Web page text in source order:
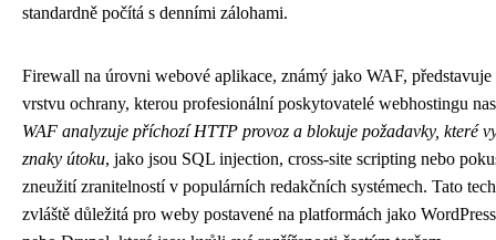
standardně počítá s denními zálohami.
Firewall na úrovni webové aplikace, známý jako WAF, představuje
vrstvu ochrany, kterou profesionální poskytovatelé webhostingu
WAF analyzuje příchozí HTTP provoz a blokuje požadavky, které
znaky útoku, jako jsou SQL injection, cross-site scripting nebo
zneužití zranitelností v populárních redakčních systémech. Tato
zvláště důležitá pro weby postavené na platformách jako